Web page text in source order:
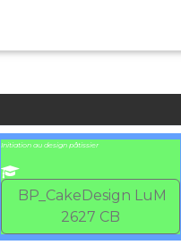
Initiation au design pâtissier
BP_CakeDesign LuM
2627 CB